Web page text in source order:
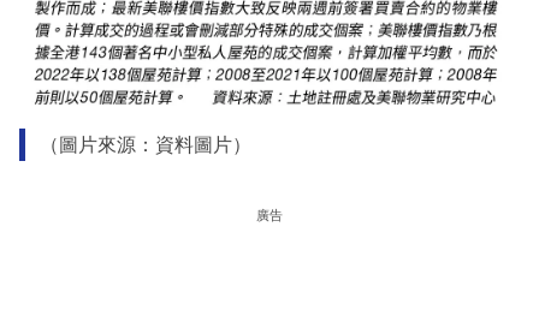
（圖片來源：資料圖片）
廣告